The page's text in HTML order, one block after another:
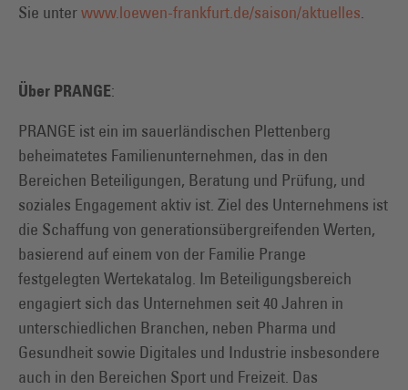
Sie unterwww.loewen-frankfurt.de/saison/aktuelles.
Über PRANGE:
PRANGE ist ein im sauerländischen Plettenberg
beheimatetes Familienunternehmen, das in den
Bereichen Beteiligungen, Beratung und Prüfung, und
soziales Engagement aktiv ist. Ziel des Unternehmens ist
die Schaffung von generationsübergreifenden Werten,
basierend auf einem von der Familie Prange
festgelegten Wertekatalog. Im Beteiligungsbereich
engagiert sich das Unternehmen seit 40 Jahren in
unterschiedlichen Branchen, neben Pharma und
Gesundheit sowie Digitales und Industrie insbesondere
auch in den Bereichen Sport und Freizeit. Das